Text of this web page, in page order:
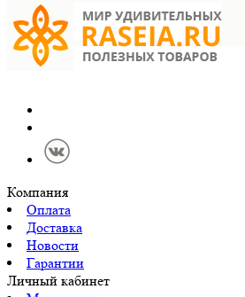
Компания
Оплата
Доставка
Новости
Гарантии
Личный кабинет